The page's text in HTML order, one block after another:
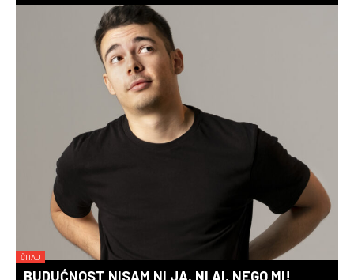
ČITAJ
BUDUĆNOST NISAM NI JA, NI AI, NEGO MI!